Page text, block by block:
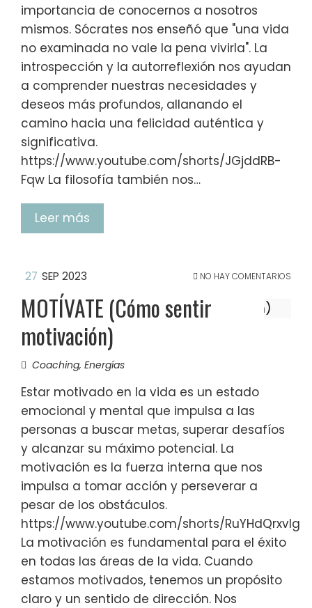
importancia de conocernos a nosotros
mismos. Sócrates nos enseñó que "una vida
no examinada no vale la pena vivirla". La
introspección y la autorreflexión nos ayudan
a comprender nuestras necesidades y
deseos más profundos, allanando el
camino hacia una felicidad auténtica y
significativa.
https://www.youtube.com/shorts/JGjddRB-
Fqw La filosofía también nos…
Leer más
27 SEP 2023 NO HAY COMENTARIOS
MOTÍVATE (Cómo sentir
motivación)
Coaching, Energías
Estar motivado en la vida es un estado
emocional y mental que impulsa a las
personas a buscar metas, superar desafíos
y alcanzar su máximo potencial. La
motivación es la fuerza interna que nos
impulsa a tomar acción y perseverar a
pesar de los obstáculos.
https://www.youtube.com/shorts/RuYHdQrxvIg
La motivación es fundamental para el éxito
en todas las áreas de la vida. Cuando
estamos motivados, tenemos un propósito
claro y un sentido de dirección. Nos